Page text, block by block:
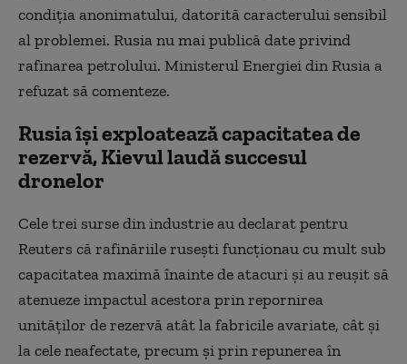
condiția anonimatului, datorită caracterului sensibil
al problemei. Rusia nu mai publică date privind
rafinarea petrolului. Ministerul Energiei din Rusia a
refuzat să comenteze.
Rusia își exploatează capacitatea de
rezervă, Kievul laudă succesul
dronelor
Cele trei surse din industrie au declarat pentru
Reuters că rafinăriile rusești funcționau cu mult sub
capacitatea maximă înainte de atacuri și au reușit să
atenueze impactul acestora prin repornirea
unităților de rezervă atât la fabricile avariate, cât și
la cele neafectate, precum și prin repunerea în